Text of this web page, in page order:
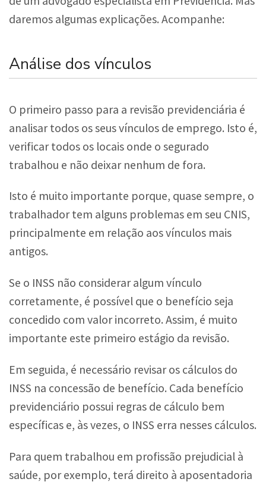
daremos algumas explicações. Acompanhe:
Análise dos vínculos
O primeiro passo para a revisão previdenciária é
analisar todos os seus vínculos de emprego. Isto é,
verificar todos os locais onde o segurado
trabalhou e não deixar nenhum de fora.
Isto é muito importante porque, quase sempre, o
trabalhador tem alguns problemas em seu CNIS,
principalmente em relação aos vínculos mais
antigos.
Se o INSS não considerar algum vínculo
corretamente, é possível que o benefício seja
concedido com valor incorreto. Assim, é muito
importante este primeiro estágio da revisão.
Em seguida, é necessário revisar os cálculos do
INSS na concessão de benefício. Cada benefício
previdenciário possui regras de cálculo bem
específicas e, às vezes, o INSS erra nesses cálculos.
Para quem trabalhou em profissão prejudicial à
saúde, por exemplo, terá direito à aposentadoria